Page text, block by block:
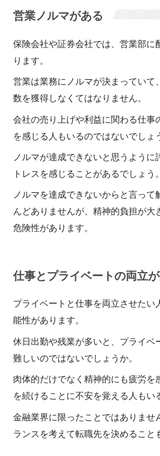
営業ノルマがある
保険会社や証券会社では、営業部に
ります。
営業は業務にノルマが決まっていて
数を獲得しなくてはなりません。
会社の売り上げや利益に関わる仕事
を感じる人もいるのではないでしょ
ノルマが達成できないと思うように
トレスを感じることがあるでしょう。
ノルマを達成できないからと言って
んどありませんが、精神的負担が大
危険性があります。
仕事とプライベートの両立
プライベートと仕事を両立させたい
能性があります。
休日出勤や残業が多いと、プライベ
難しいのではないでしょうか。
肉体的だけでなく精神的にも疲労を
を続けることに不安を覚える人もい
金融業界に限ったことではありませ
ランスを考えて転職先を決めること